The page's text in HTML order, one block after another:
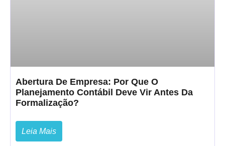
Abertura De Empresa: Por Que O
Planejamento Contábil Deve Vir Antes Da
Formalização?
Leia Mais